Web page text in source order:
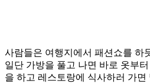
사람들은 여행지에서 패션쇼를 하
일단 가방을 풀고 나면 바로 옷부
을 하고 레스토랑에 식사하러 가